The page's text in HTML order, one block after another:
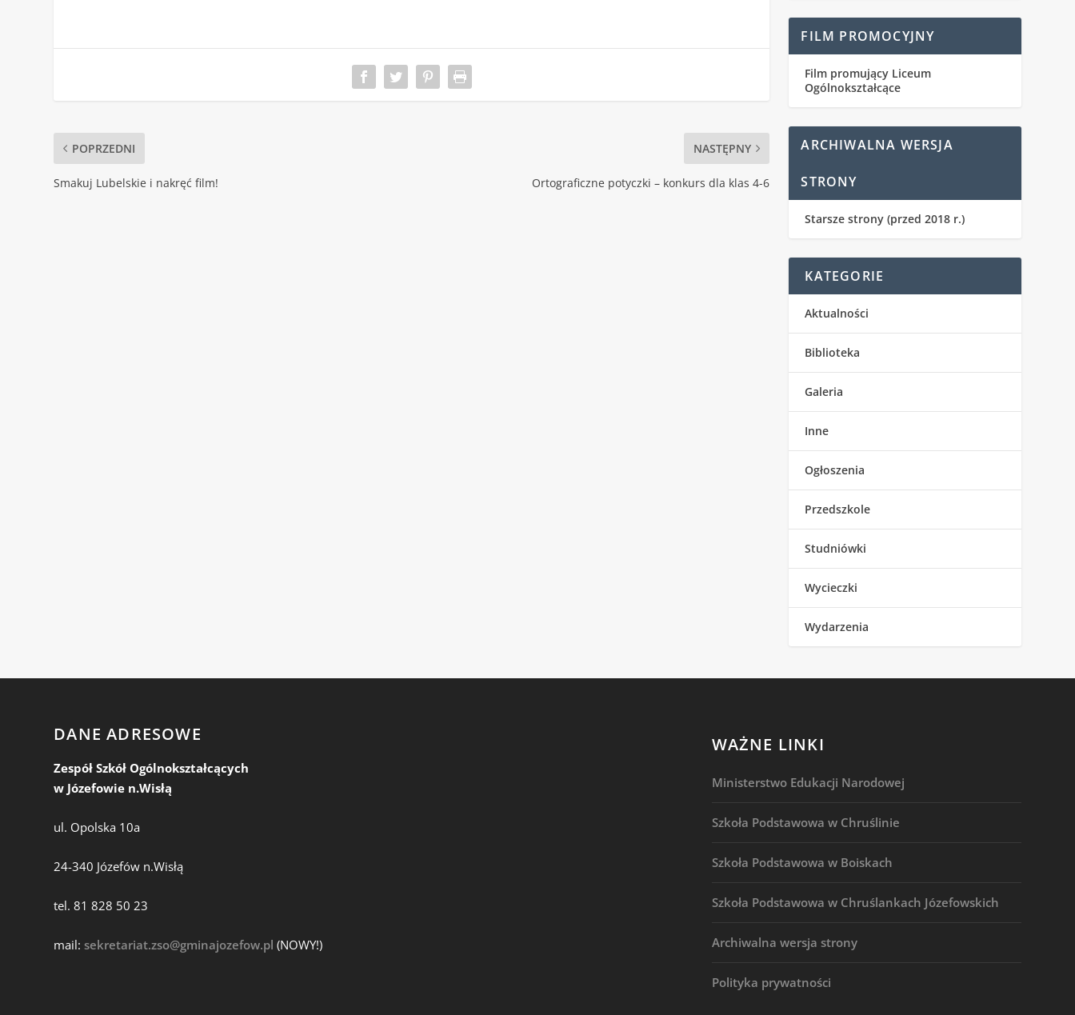
POPRZEDNI
Smakuj Lubelskie i nakręć film!
NASTĘPNY
Ortograficzne potyczki – konkurs dla klas 4-6
FILM PROMOCYJNY
Film promujący Liceum
Ogólnokształcące
ARCHIWALNA WERSJA
STRONY
Starsze strony (przed 2018 r.)
KATEGORIE
Aktualności
Biblioteka
Galeria
Inne
Ogłoszenia
Przedszkole
Studniówki
Wycieczki
Wydarzenia
DANE ADRESOWE
Zespół Szkół Ogólnokształcących
w Józefowie n.Wisłą
ul. Opolska 10a
24-340 Józefów n.Wisłą
tel. 81 828 50 23
mail:sekretariat.zso@gminajozefow.pl (NOWY!)
WAŻNE LINKI
Ministerstwo Edukacji Narodowej
Szkoła Podstawowa w Chruślinie
Szkoła Podstawowa w Boiskach
Szkoła Podstawowa w Chruślankach Józefowskich
Archiwalna wersja strony
Polityka prywatności